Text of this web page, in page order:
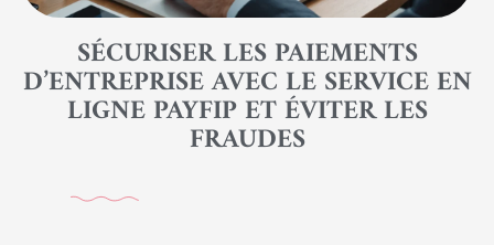
SÉCURISER LES PAIEMENTS
D’ENTREPRISE AVEC LE SERVICE EN
LIGNE PAYFIP ET ÉVITER LES
FRAUDES